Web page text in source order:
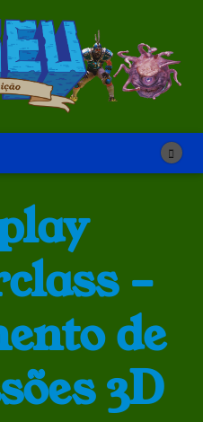
–
de
3D